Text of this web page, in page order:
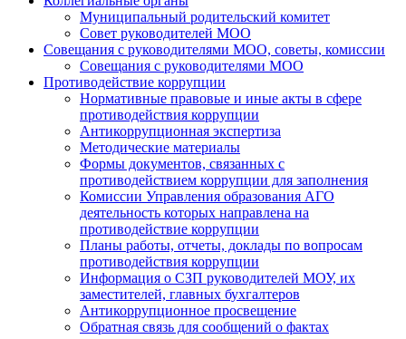
Муниципальный родительский комитет
Совет руководителей МОО
Совещания с руководителями МОО, советы, комиссии
Совещания с руководителями МОО
Противодействие коррупции
Нормативные правовые и иные акты в сфере
противодействия коррупции
Антикоррупционная экспертиза
Методические материалы
Формы документов, связанных с
противодействием коррупции для заполнения
Комиссии Управления образования АГО
деятельность которых направлена на
противодействие коррупции
Планы работы, отчеты, доклады по вопросам
противодействия коррупции
Информация о СЗП руководителей МОУ, их
заместителей, главных бухгалтеров
Антикоррупционное просвещение
Обратная связь для сообщений о фактах